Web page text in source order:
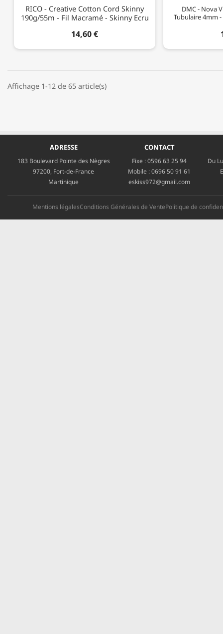
RICO - Creative Cotton Cord Skinny
190g/55m - Fil Macramé - Skinny Ecru
14,60 €
DMC - Nova
Tubulaire 4mm
Affichage 1-12 de 65 article(s)
ADRESSE
183 Boulevard Pointe des Nègres
97200, Fort-de-France
Martinique
CONTACT
Fixe :0596 63 25 94
Mobile :0696 50 91 61
eskiss972@gmail.com
Du
Mentions légalesConditions Générales de VentePolitique de